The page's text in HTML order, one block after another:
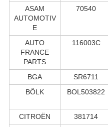
ASAM
AUTOMOTIV
E
70540
AUTO
FRANCE
PARTS
116003C
BGA SR6711
BÖLK
BOL503822
CITROËN 381714